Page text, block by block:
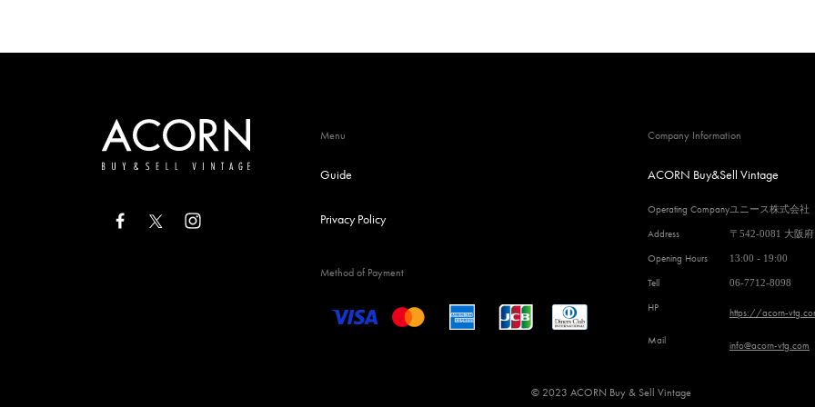
Menu
Guide
Privacy Policy
Method of Payment
Company Information
ACORN Buy&Sell Vintage
Operating Companyユニース株式会社
Address 〒542-0081 大阪
Opening Hours 13:00 - 19:00
Tell 06-7712-8098
HP https://acorn-
Mail info@acorn-vtg.com
© 2023 ACORN Buy & Sell Vintage